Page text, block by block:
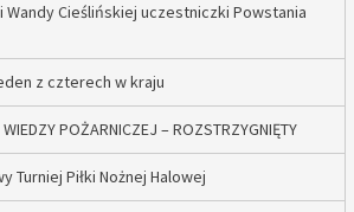
Wandy Cieślińskiej uczestniczki Powstania
z czterech w kraju
WIEDZY POŻARNICZEJ – ROZSTRZYGNIĘTY
Turniej Piłki Nożnej Halowej